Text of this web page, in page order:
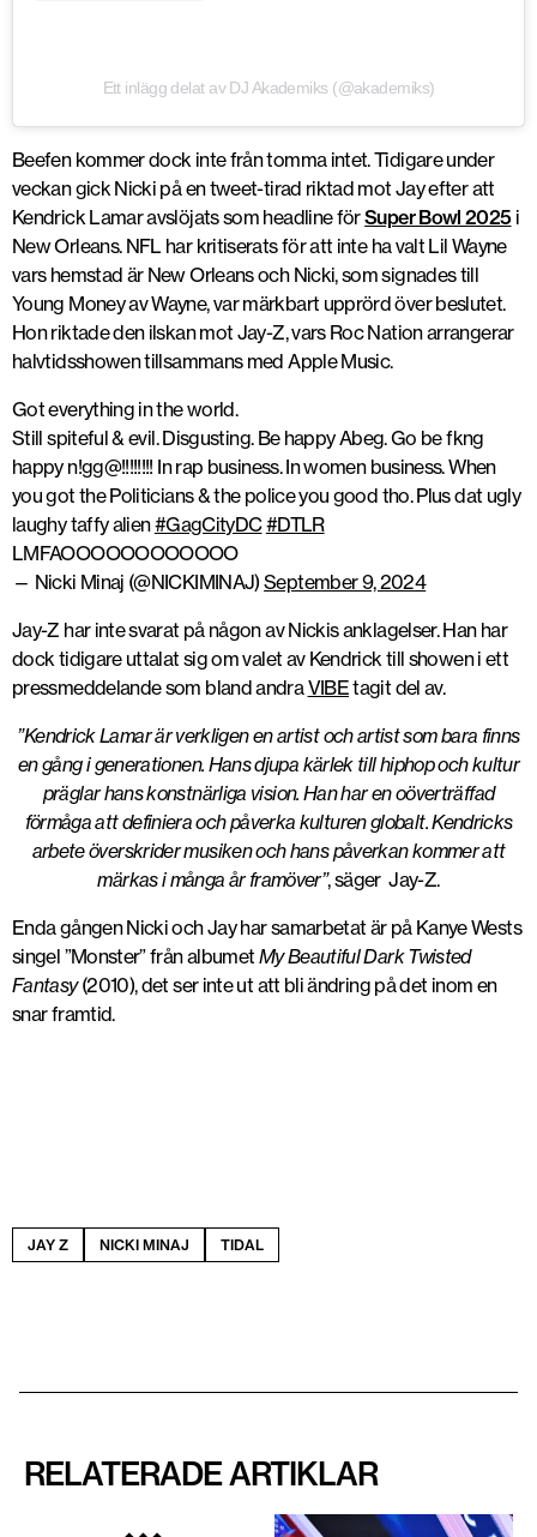
Ett inlägg delat av DJ Akademiks (@akademiks)
Beefen kommer dock inte från tomma intet. Tidigare under
veckan gick Nicki på en tweet-tirad riktad mot Jay efter att
Kendrick Lamar avslöjats som headline förSuper Bowl 2025i
New Orleans. NFL har kritiserats för att inte ha valt Lil Wayne
vars hemstad är New Orleans och Nicki, som signades till
Young Money av Wayne, var märkbart upprörd över beslutet.
Hon riktade den ilskan mot Jay-Z, vars Roc Nation arrangerar
halvtidsshowen tillsammans med Apple Music.
Got everything in the world.
Still spiteful & evil. Disgusting. Be happy Abeg. Go be fkng
happy n!gg@!!!!!!!! In rap business. In women business. When
you got the Politicians & the police you good tho. Plus dat ugly
laughy taffy alien#GagCityDC#DTLR
LMFAOOOOOOOOOOOO
— Nicki Minaj (@NICKIMINAJ)September 9, 2024
Jay-Z har inte svarat på någon av Nickis anklagelser. Han har
dock tidigare uttalat sig om valet av Kendrick till showen i ett
pressmeddelande som bland andraVIBEtagit del av.
”Kendrick Lamar är verkligen en artist och artist som bara finns
en gång i generationen. Hans djupa kärlek till hiphop och kultur
präglar hans konstnärliga vision. Han har en oöverträffad
förmåga att definiera och påverka kulturen globalt. Kendricks
arbete överskrider musiken och hans påverkan kommer att
märkas i många år framöver”, säger Jay-Z.
Enda gången Nicki och Jay har samarbetat är på Kanye Wests
singel ”Monster” från albumet My Beautiful Dark Twisted
Fantasy(2010), det ser inte ut att bli ändring på det inom en
snar framtid.
JAY Z NICKI MINAJ TIDAL
RELATERADE ARTIKLAR